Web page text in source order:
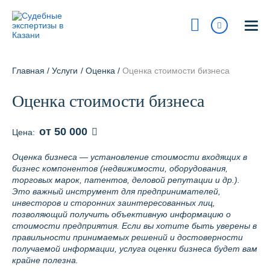
На карте
8 800 700-15-97
info@pravur.ru
Услуги
Блог
Стоимость
Главная / Услуги / Оценка / Оценка стоимости бизнеса
Оценка стоимости бизнеса
Цена: от 50 000
Оценка бизнеса — установление стоимости входящих в
бизнес компонентов (недвижимости, оборудования,
торговых марок, патентов, деловой репутации и др.).
Это важный инструмент для предпринимателей,
инвесторов и сторонних заинтересованных лиц,
позволяющий получить объективную информацию о
стоимости предприятия. Если вы хотите быть уверены в
правильности принимаемых решений и достоверности
получаемой информации, услуга оценки бизнеса будет вам
крайне полезна.